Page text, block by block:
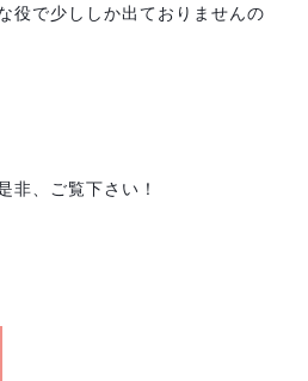
役で少ししか出ておりませんの
非、ご覧下さい！